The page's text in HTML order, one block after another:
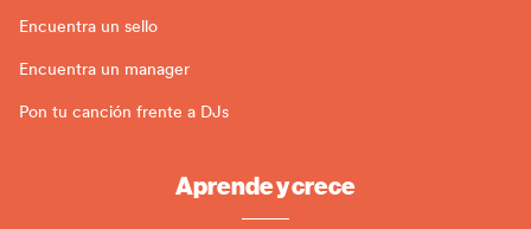
Encuentra un sello
Encuentra un manager
Pon tu canción frente a DJs
Aprende y crece